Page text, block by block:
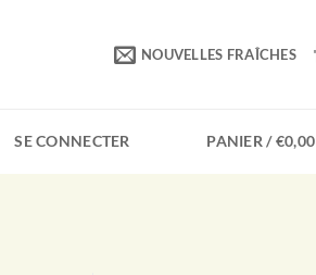
NOUVELLES FRAÎCHES
SE CONNECTER PANIER /€0,00